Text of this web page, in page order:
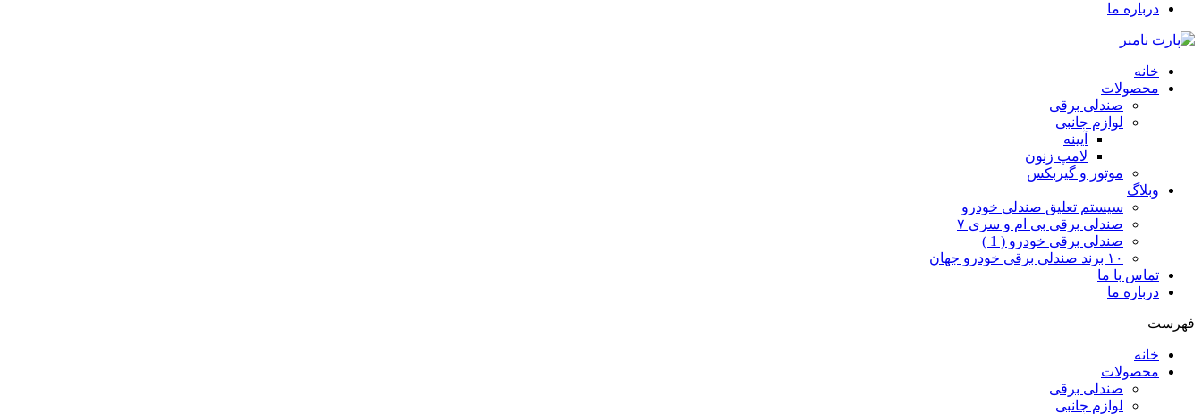
درباره ما
خانه
محصولات
صندلی برقی
لوازم جانبی
آیینه
لامپ زنون
موتور و گیربکس
وبلاگ
سیستم تعلیق صندلی خودرو
صندلی برقی بی ام و سری ۷
صندلی برقی خودرو ( 1 )
۱۰ برند صندلی برقی خودرو جهان
تماس با ما
درباره ما
فهرست
خانه
محصولات
صندلی برقی
لوازم جانبی